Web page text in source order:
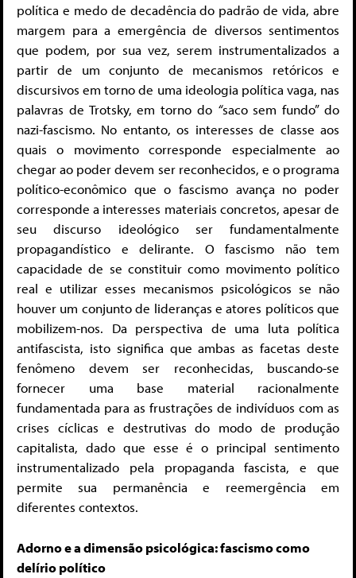
política e medo de decadência do padrão de vida, abre
margem para a emergência de diversos sentimentos
que podem, por sua vez, serem instrumentalizados a
partir de um conjunto de mecanismos retóricos e
discursivos em torno de uma ideologia política vaga, nas
palavras de Trotsky, em torno do “saco sem fundo” do
nazi-fascismo. No entanto, os interesses de classe aos
quais o movimento corresponde especialmente ao
chegar ao poder devem ser reconhecidos, e o programa
político-econômico que o fascismo avança no poder
corresponde a interesses materiais concretos, apesar de
seu discurso ideológico ser fundamentalmente
propagandístico e delirante. O fascismo não tem
capacidade de se constituir como movimento político
real e utilizar esses mecanismos psicológicos se não
houver um conjunto de lideranças e atores políticos que
mobilizem-nos. Da perspectiva de uma luta política
antifascista, isto significa que ambas as facetas deste
fenômeno devem ser reconhecidas, buscando-se
fornecer uma base material racionalmente
fundamentada para as frustrações de indivíduos com as
crises cíclicas e destrutivas do modo de produção
capitalista, dado que esse é o principal sentimento
instrumentalizado pela propaganda fascista, e que
permite sua permanência e reemergência em
diferentes contextos.
Adorno e a dimensão psicológica: fascismo como
delírio político